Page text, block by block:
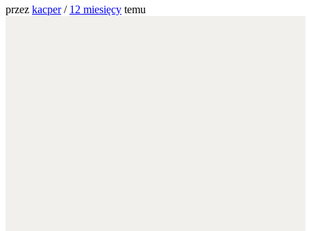
przez kacper/ 12 miesięcy temu